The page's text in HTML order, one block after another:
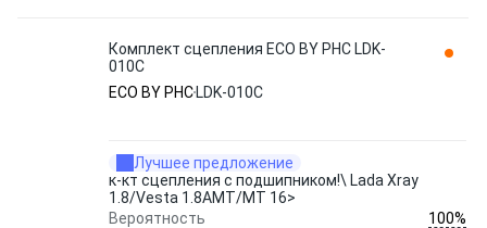
Комплект сцепления ECO BY PHC LDK-
010C
ECO BY PHC LDK-010C
Лучшее предложение
к-кт сцепления с подшипником!\ Lada Xray
1.8/Vesta 1.8AMT/MT 16>
Вероятность
100%